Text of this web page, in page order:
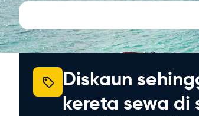
Diskaun
kereta sewa di